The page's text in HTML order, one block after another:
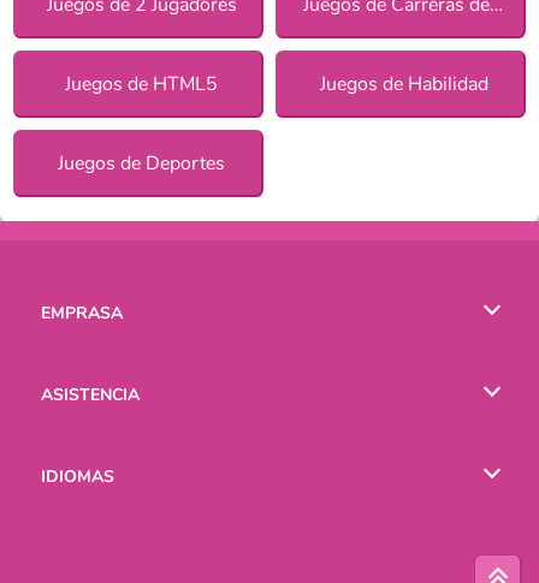
Juegos de HTML5 Juegos de Habilidad
Juegos de Deportes
EMPRASA
ASISTENCIA
IDIOMAS